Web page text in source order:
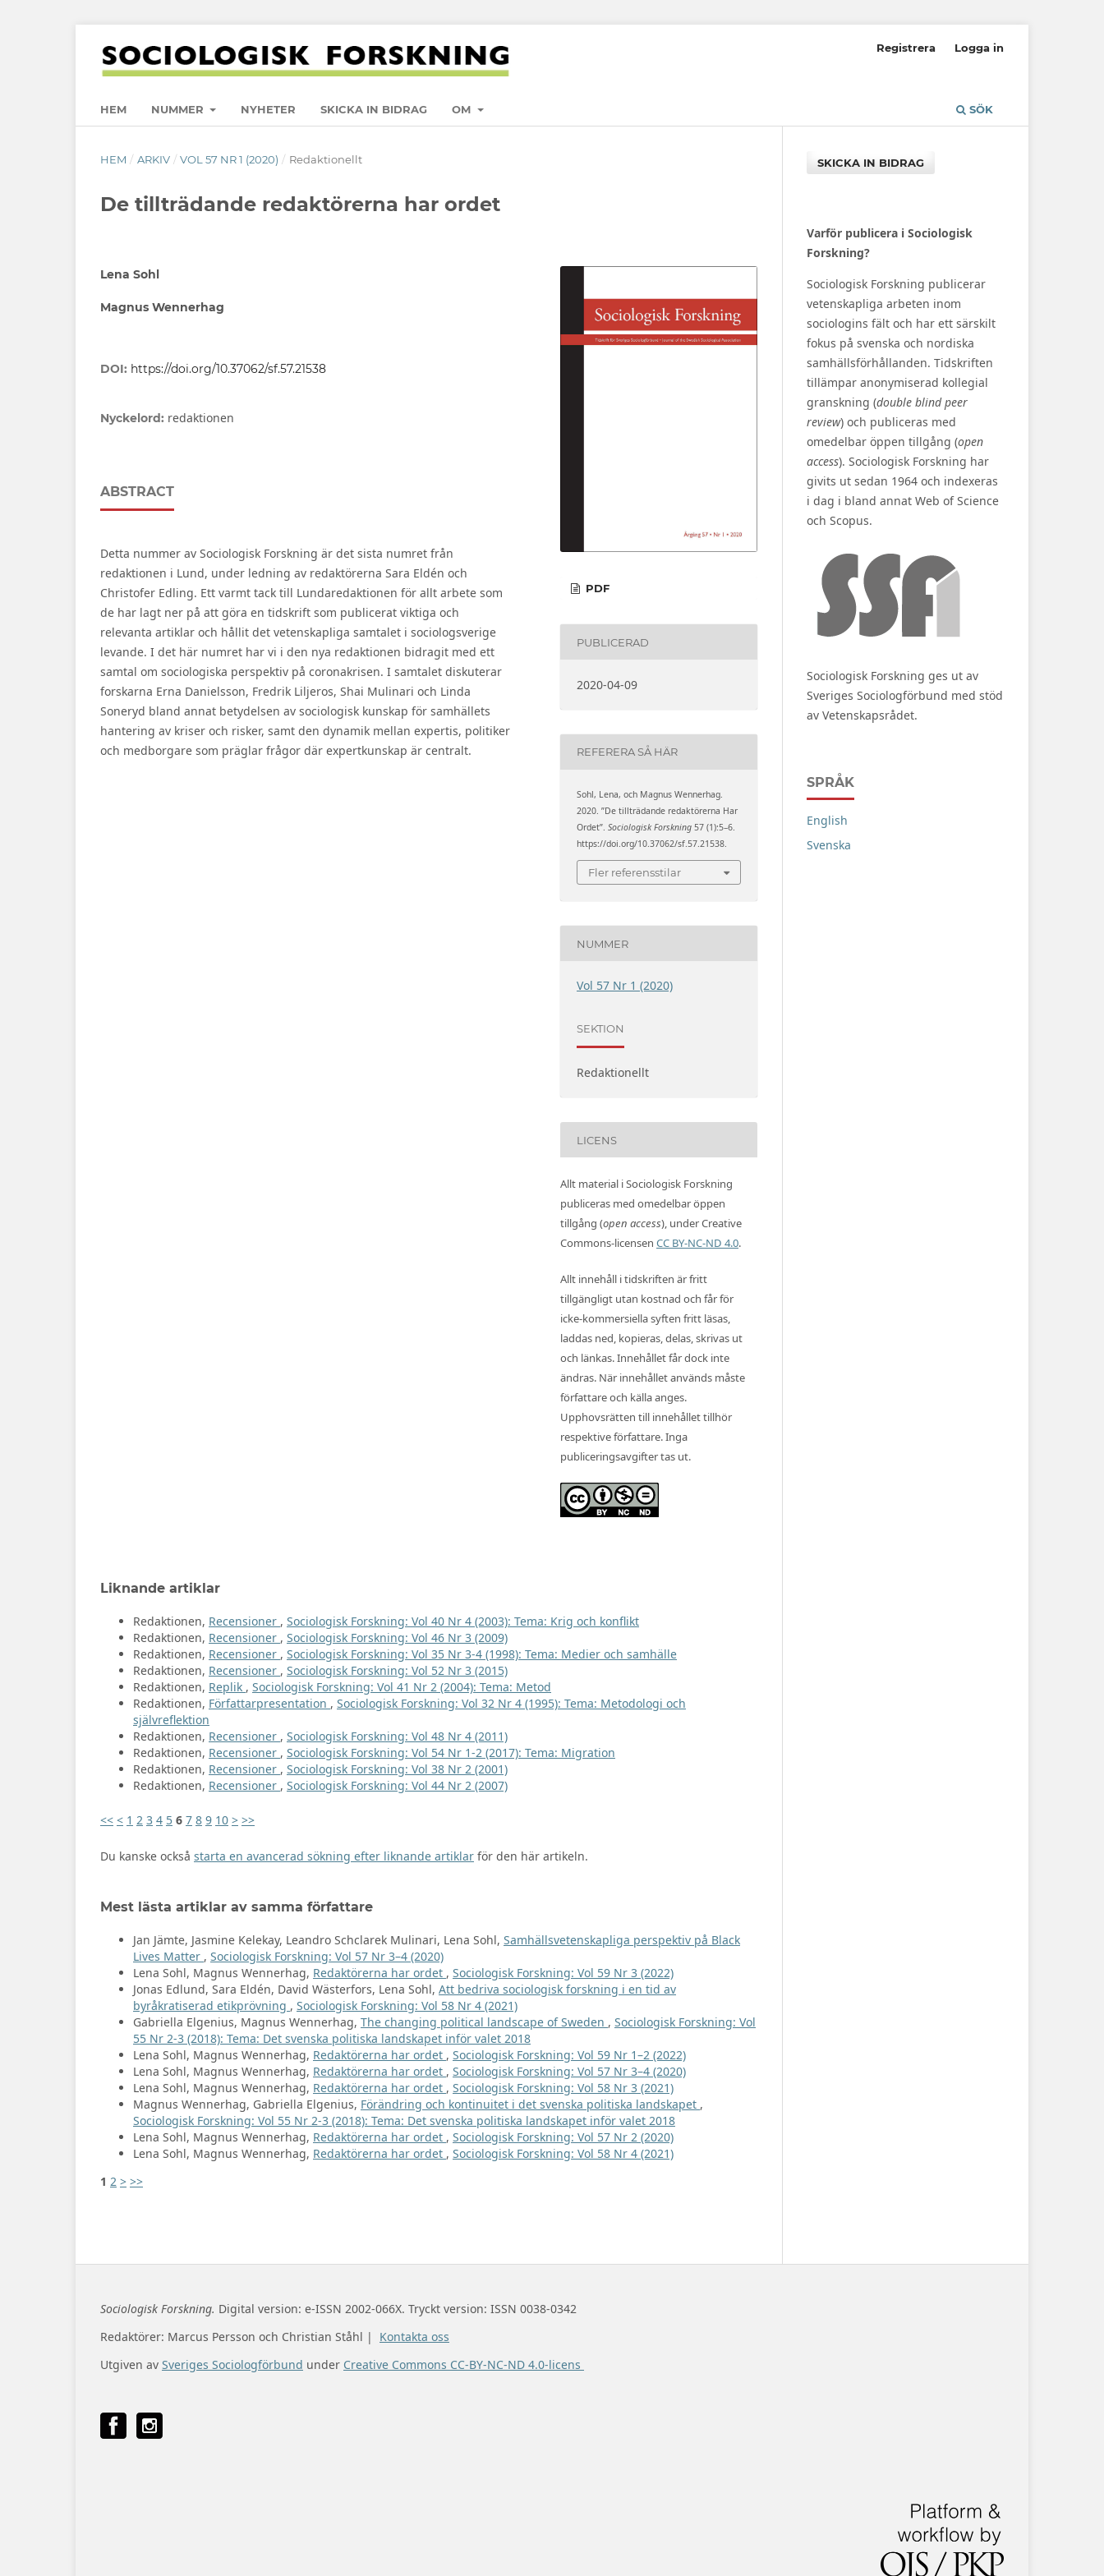
HEM NUMMER NYHETER SKICKA IN BIDRAG OM SÖK
Registrera Logga in
HEM / ARKIV / VOL 57 NR 1 (2020) / Redaktionellt
De tillträdande redaktörerna har ordet
Lena Sohl
Magnus Wennerhag
DOI: https://doi.org/10.37062/sf.57.21538
Nyckelord: redaktionen
ABSTRACT
Detta nummer av Sociologisk Forskning är det sista numret från
redaktionen i Lund, under ledning av redaktörerna Sara Eldén och
Christofer Edling. Ett varmt tack till Lundaredaktionen för allt arbete som
de har lagt ner på att göra en tidskrift som publicerat viktiga och
relevanta artiklar och hållit det vetenskapliga samtalet i sociologsverige
levande. I det här numret har vi i den nya redaktionen bidragit med ett
samtal om sociologiska perspektiv på coronakrisen. I samtalet diskuterar
forskarna Erna Danielsson, Fredrik Liljeros, Shai Mulinari och Linda
Soneryd bland annat betydelsen av sociologisk kunskap för samhällets
hantering av kriser och risker, samt den dynamik mellan expertis, politiker
och medborgare som präglar frågor där expertkunskap är centralt.
PDF
PUBLICERAD
2020-04-09
REFERERA SÅ HÄR
Sohl, Lena, och Magnus Wennerhag.
2020. ”De tillträdande redaktörerna Har
Ordet”. Sociologisk Forskning 57 (1):5–6.
https://doi.org/10.37062/sf.57.21538.
Fler referensstilar
NUMMER
Vol 57 Nr 1 (2020)
SEKTION
Redaktionellt
LICENS
Allt material i Sociologisk Forskning
publiceras med omedelbar öppen
tillgång (open access), under Creative
Commons-licensen CC BY-NC-ND 4.0.
Allt innehåll i tidskriften är fritt
tillgängligt utan kostnad och får för
icke-kommersiella syften fritt läsas,
laddas ned, kopieras, delas, skrivas ut
och länkas. Innehållet får dock inte
ändras. När innehållet används måste
författare och källa anges.
Upphovsrätten till innehållet tillhör
respektive författare. Inga
publiceringsavgifter tas ut.
Liknande artiklar
Redaktionen, Recensioner , Sociologisk Forskning: Vol 40 Nr 4 (2003): Tema: Krig och konflikt
Redaktionen, Recensioner , Sociologisk Forskning: Vol 46 Nr 3 (2009)
Redaktionen, Recensioner , Sociologisk Forskning: Vol 35 Nr 3-4 (1998): Tema: Medier och samhälle
Redaktionen, Recensioner , Sociologisk Forskning: Vol 52 Nr 3 (2015)
Redaktionen, Replik , Sociologisk Forskning: Vol 41 Nr 2 (2004): Tema: Metod
Redaktionen, Författarpresentation , Sociologisk Forskning: Vol 32 Nr 4 (1995): Tema: Metodologi och
självreflektion
Redaktionen, Recensioner , Sociologisk Forskning: Vol 48 Nr 4 (2011)
Redaktionen, Recensioner , Sociologisk Forskning: Vol 54 Nr 1-2 (2017): Tema: Migration
Redaktionen, Recensioner , Sociologisk Forskning: Vol 38 Nr 2 (2001)
Redaktionen, Recensioner , Sociologisk Forskning: Vol 44 Nr 2 (2007)
<< < 1 2 3 4 5 6 7 8 9 10 > >>
Du kanske också starta en avancerad sökning efter liknande artiklar för den här artikeln.
Mest lästa artiklar av samma författare
Jan Jämte, Jasmine Kelekay, Leandro Schclarek Mulinari, Lena Sohl, Samhällsvetenskapliga perspektiv på Black
Lives Matter , Sociologisk Forskning: Vol 57 Nr 3–4 (2020)
Lena Sohl, Magnus Wennerhag, Redaktörerna har ordet , Sociologisk Forskning: Vol 59 Nr 3 (2022)
Jonas Edlund, Sara Eldén, David Wästerfors, Lena Sohl, Att bedriva sociologisk forskning i en tid av
byråkratiserad etikprövning , Sociologisk Forskning: Vol 58 Nr 4 (2021)
Gabriella Elgenius, Magnus Wennerhag, The changing political landscape of Sweden , Sociologisk Forskning: Vol
55 Nr 2-3 (2018): Tema: Det svenska politiska landskapet inför valet 2018
Lena Sohl, Magnus Wennerhag, Redaktörerna har ordet , Sociologisk Forskning: Vol 59 Nr 1–2 (2022)
Lena Sohl, Magnus Wennerhag, Redaktörerna har ordet , Sociologisk Forskning: Vol 57 Nr 3–4 (2020)
Lena Sohl, Magnus Wennerhag, Redaktörerna har ordet , Sociologisk Forskning: Vol 58 Nr 3 (2021)
Magnus Wennerhag, Gabriella Elgenius, Förändring och kontinuitet i det svenska politiska landskapet ,
Sociologisk Forskning: Vol 55 Nr 2-3 (2018): Tema: Det svenska politiska landskapet inför valet 2018
Lena Sohl, Magnus Wennerhag, Redaktörerna har ordet , Sociologisk Forskning: Vol 57 Nr 2 (2020)
Lena Sohl, Magnus Wennerhag, Redaktörerna har ordet , Sociologisk Forskning: Vol 58 Nr 4 (2021)
1 2 > >>
SKICKA IN BIDRAG
Varför publicera i Sociologisk
Forskning?
Sociologisk Forskning publicerar
vetenskapliga arbeten inom
sociologins fält och har ett särskilt
fokus på svenska och nordiska
samhällsförhållanden. Tidskriften
tillämpar anonymiserad kollegial
granskning (double blind peer
review) och publiceras med
omedelbar öppen tillgång (open
access). Sociologisk Forskning har
givits ut sedan 1964 och indexeras
i dag i bland annat Web of Science
och Scopus.
Sociologisk Forskning ges ut av
Sveriges Sociologförbund med stöd
av Vetenskapsrådet.
SPRÅK
English
Svenska
Sociologisk Forskning. Digital version: e-ISSN 2002-066X. Tryckt version: ISSN 0038-0342
Redaktörer: Marcus Persson och Christian Ståhl | Kontakta oss
Utgiven av Sveriges Sociologförbund under Creative Commons CC-BY-NC-ND 4.0-licens